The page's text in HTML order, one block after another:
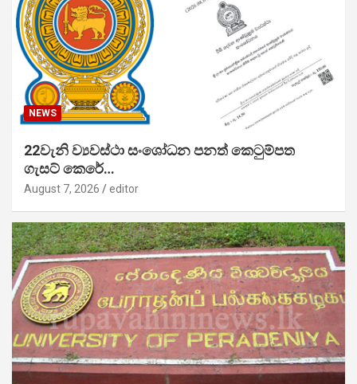
NEWS
22වැනි ව්‍යවස්ථා සංශෝධන පනත් කෙටුම්පත
ගැසට් කෙරේ…
August 7, 2026 editor